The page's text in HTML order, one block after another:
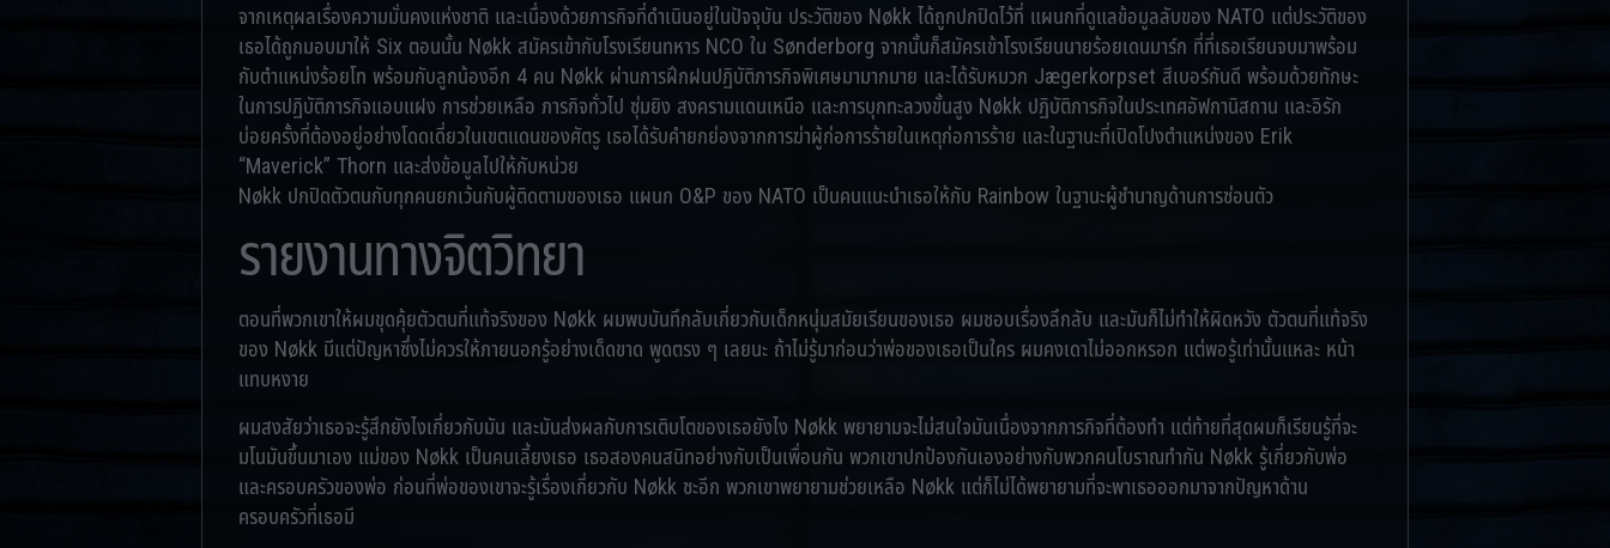
จากเหตุผลเรื่องความมั่นคงแห่งชาติ และเนื่องด้วยภารกิจที่ดำเนินอยู่ในปัจจุบัน ประวัติของ Nøkk ได้ถูกปกปิดไว้ที่ แผนกที่ดูแลข้อมูลลับของ NATO แต่ประวัติของ
เธอได้ถูกมอบมาให้ Six ตอนนั้น Nøkk สมัครเข้ากับโรงเรียนทหาร NCO ใน Sønderborg จากนั้นก็สมัครเข้าโรงเรียนนายร้อยเดนมาร์ก ที่ที่เธอเรียนจบมาพร้อม
กับตำแหน่งร้อยโท พร้อมกับลูกน้องอีก 4 คน Nøkk ผ่านการฝึกฝนปฏิบัติภารกิจพิเศษมามากมาย และได้รับหมวก Jægerkorpset สีเบอร์กันดี พร้อมด้วยทักษะ
ในการปฏิบัติภารกิจแอบแฝง การช่วยเหลือ ภารกิจทั่วไป ซุ่มยิง สงครามแดนเหนือ และการบุกทะลวงขั้นสูง Nøkk ปฏิบัติภารกิจในประเทศอัฟกานิสถาน และอิรัก
บ่อยครั้งที่ต้องอยู่อย่างโดดเดี่ยวในเขตแดนของศัตรู เธอได้รับคำยกย่องจากการฆ่าผู้ก่อการร้ายในเหตุก่อการร้าย และในฐานะที่เปิดโปงตำแหน่งของ Erik
“Maverick” Thorn และส่งข้อมูลไปให้กับหน่วย
Nøkk ปกปิดตัวตนกับทุกคนยกเว้นกับผู้ติดตามของเธอ แผนก O&P ของ NATO เป็นคนแนะนำเธอให้กับ Rainbow ในฐานะผู้ชำนาญด้านการซ่อนตัว
รายงานทางจิตวิทยา
ตอนที่พวกเขาให้ผมขุดคุ้ยตัวตนที่แท้จริงของ Nøkk ผมพบบันทึกลับเกี่ยวกับเด็กหนุ่มสมัยเรียนของเธอ ผมชอบเรื่องลึกลับ และมันก็ไม่ทำให้ผิดหวัง ตัวตนที่แท้จริง
ของ Nøkk มีแต่ปัญหาซึ่งไม่ควรให้ภายนอกรู้อย่างเด็ดขาด พูดตรง ๆ เลยนะ ถ้าไม่รู้มาก่อนว่าพ่อของเธอเป็นใคร ผมคงเดาไม่ออกหรอก แต่พอรู้เท่านั้นแหละ หน้า
แทบหงาย
ผมสงสัยว่าเธอจะรู้สึกยังไงเกี่ยวกับมัน และมันส่งผลกับการเติบโตของเธอยังไง Nøkk พยายามจะไม่สนใจมันเนื่องจากภารกิจที่ต้องทำ แต่ท้ายที่สุดผมก็เรียนรู้ที่จะ
มโนมันขึ้นมาเอง แม่ของ Nøkk เป็นคนเลี้ยงเธอ เธอสองคนสนิทอย่างกับเป็นเพื่อนกัน พวกเขาปกป้องกันเองอย่างกับพวกคนโบราณทำกัน Nøkk รู้เกี่ยวกับพ่อ
และครอบครัวของพ่อ ก่อนที่พ่อของเขาจะรู้เรื่องเกี่ยวกับ Nøkk ซะอีก พวกเขาพยายามช่วยเหลือ Nøkk แต่ก็ไม่ได้พยายามที่จะพาเธอออกมาจากปัญหาด้าน
ครอบครัวที่เธอมี